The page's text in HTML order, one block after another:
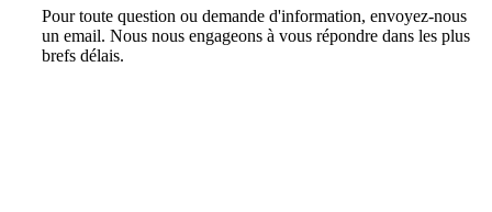
Pour toute question ou demande d'information, envoyez-nous
un email. Nous nous engageons à vous répondre dans les plus
brefs délais.